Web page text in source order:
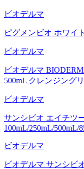
ビオデルマ
ピグメンビオ ホワイ
ビオデルマ
ビオデルマ
500mL クレンジング
ビオデルマ
サンシビオ エイチツ
100mL/250mL/500mL/
ビオデルマ
ビオデルマ サンシビ